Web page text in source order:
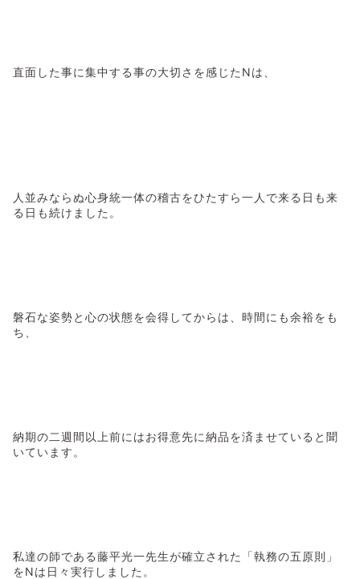
直面した事に集中する事の大切さを感じたNは、
人並みならぬ心身統一体の稽古をひたすら一人で来る日も来
る日も続けました。
磐石な姿勢と心の状態を会得してからは、時間にも余裕をも
ち、
納期の二週間以上前にはお得意先に納品を済ませていると聞
いています。
私達の師である藤平光一先生が確立された「執務の五原則」
をNは日々実行しました。